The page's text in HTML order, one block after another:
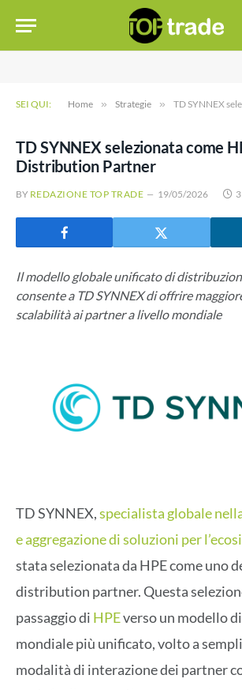
SEI QUI: Home » Strategie » TD SYNNEX selezionata
TD SYNNEX selezionata come
Distribution Partner
BY REDAZIONE TOP TRADE 19/05/2026
Il modello globale unificato di
consente a TD SYNNEX di offrire
scalabilità ai partner a livello mondiale
TD SYNNEX,specialista globale
e aggregazione di soluzioni per
stata selezionata da HPE come uno
distribution partner. Questa
passaggio di HPEverso un modello
mondiale più unificato, volto a
modalità di interazione dei partner